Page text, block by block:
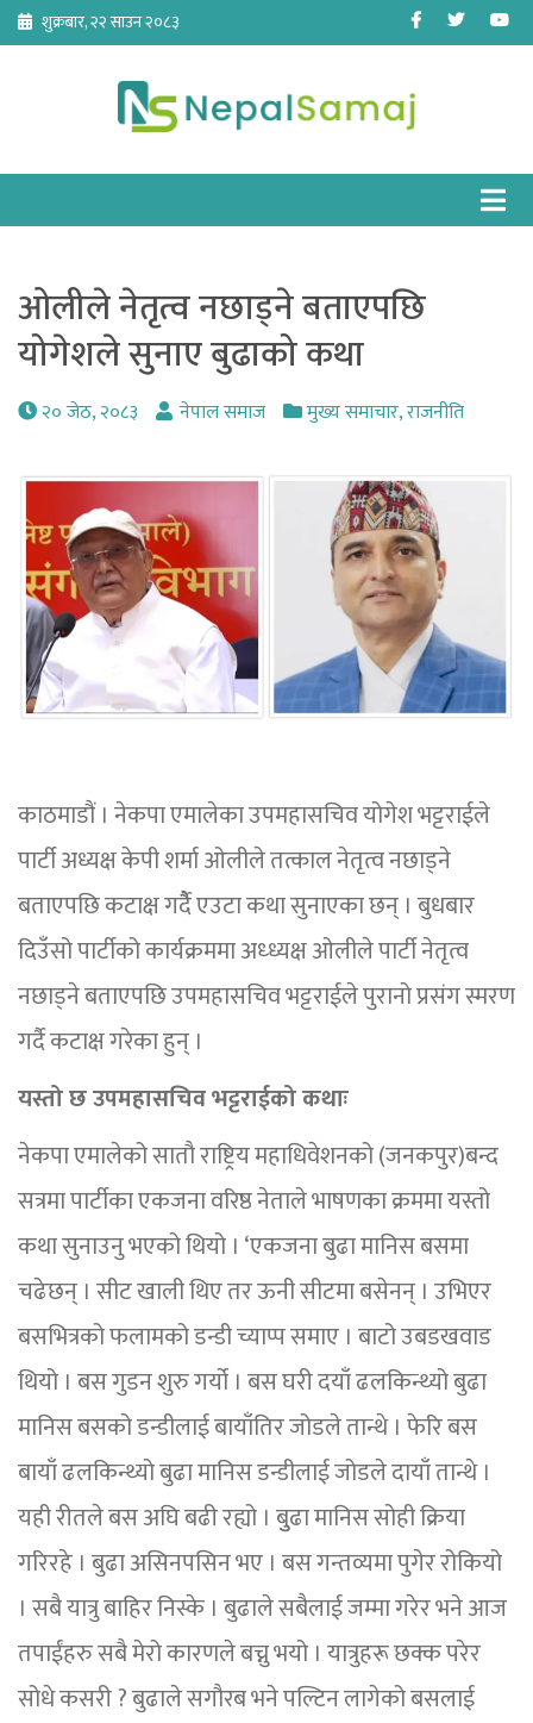
Skip
content
शुक्रबार, २२ साउन २०८३ Facebook
Twitter
ओलीले नेतृत्व नछाड्ने बताएपछि
योगेशले सुनाए बुढाको कथा
२० जेठ, २०८३ नेपाल समाज मुख्य समाचार,राजनीति
काठमाडौं । नेकपा एमालेका उपमहासचिव योगेश भट्टराईले
पार्टी अध्यक्ष केपी शर्मा ओलीले तत्काल नेतृत्व नछाड्ने
बताएपछि कटाक्ष गर्दैै एउटा कथा सुनाएका छन् । बुधबार
दिउँसो पार्टीको कार्यक्रममा अध्ध्यक्ष ओलीले पार्टी नेतृत्व
नछाड्ने बताएपछि उपमहासचिव भट्टराईले पुरानो प्रसंग स्मरण
गर्दै कटाक्ष गरेका हुन् ।
यस्तो छ उपमहासचिव भट्टराईको कथाः
नेकपा एमालेको सातौ राष्ट्रिय महाधिवेशनको (जनकपुर)बन्द
सत्रमा पार्टीका एकजना वरिष्ठ नेताले भाषणका क्रममा यस्तो
कथा सुनाउनु भएको थियो । ‘एकजना बुढा मानिस बसमा
चढेछन् । सीट खाली थिए तर ऊनी सीटमा बसेनन् । उभिएर
बसभित्रको फलामको डन्डी च्याप्प समाए । बाटो उबडखवाड
थियो । बस गुडन शुरु गर्यो । बस घरी दयाँ ढलकिन्थ्यो बुढा
मानिस बसको डन्डीलाई बायाँतिर जोडले तान्थे । फेरि बस
बायाँ ढलकिन्थ्यो बुढा मानिस डन्डीलाई जोडले दायाँ तान्थे ।
यही रीतले बस अघि बढी रह्यो । बुुढा मानिस सोही क्रिया
गरिरहे । बुढा असिनपसिन भए । बस गन्तव्यमा पुगेर रोकियो
। सबै यात्रु बाहिर निस्के । बुढाले सबैलाई जम्मा गरेर भने आज
तपाईंहरु सबै मेरो कारणले बच्नु भयो । यात्रुहरू छक्क परेर
सोधे कसरी ? बुढाले सगौरब भने पल्टिन लागेको बसलाई